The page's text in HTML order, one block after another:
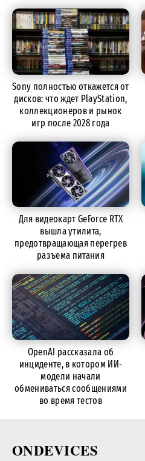
Sony полностью откажется от
дисков: что ждет PlayStation,
коллекционеров и рынок
игр после 2028 года
Для видеокарт GeForce RTX
вышла утилита,
предотвращающая перегрев
разъема питания
OpenAI рассказала об
инциденте, в котором ИИ-
модели начали
обмениваться сообщениями
во время тестов
ONDEVICES